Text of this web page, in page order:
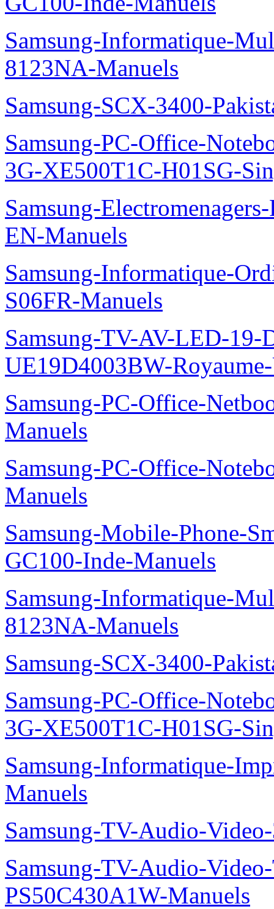
Samsung-Informatique-
8123NA-Manuels
Samsung-SCX-3400-
Samsung-PC-Office-
3G-XE500T1C-H01SG-
Samsung-
EN-Manuels
Samsung-Informatique-
S06FR-Manuels
Samsung-TV-AV-LED-
UE19D4003BW-
Samsung-PC-Office-
Manuels
Samsung-PC-Office-
Manuels
Samsung-Mobile-Phone-
GC100-Inde-Manuels
Samsung-Informatique-
8123NA-Manuels
Samsung-SCX-3400-
Samsung-PC-Office-
3G-XE500T1C-H01SG-
Samsung-Informatique-
Manuels
Samsung-TV-Audio-
Samsung-TV-Audio-
PS50C430A1W-Manuels